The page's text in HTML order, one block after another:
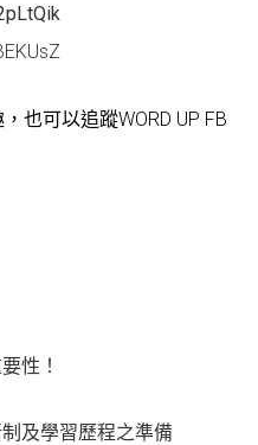
也可以追蹤WORD UP FB
性！
及學習歷程之準備